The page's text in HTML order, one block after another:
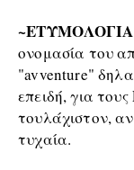
ονομασία του
"avventure"
επειδή, για
τουλάχιστον,
τυχαία.